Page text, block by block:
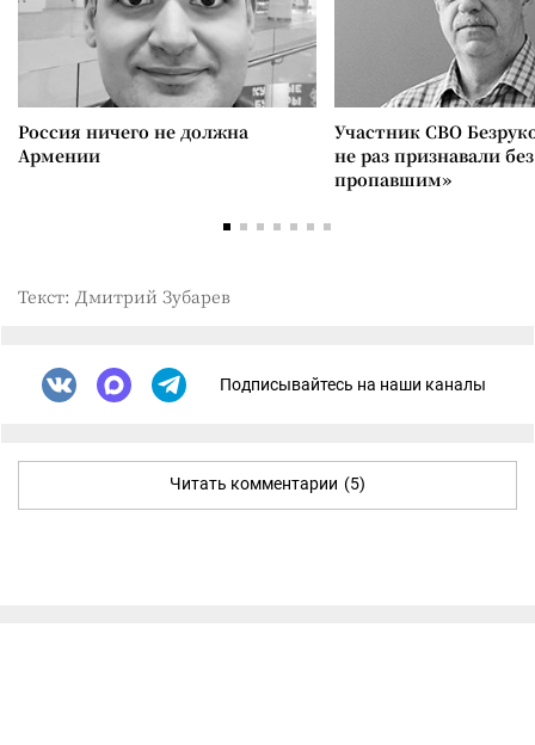
Россия ничего не должна
Армении
Участник СВО
не раз признавали
пропавшим»
Текст: Дмитрий Зубарев
Подписывайтесь на наши каналы
Читать комментарии (5)